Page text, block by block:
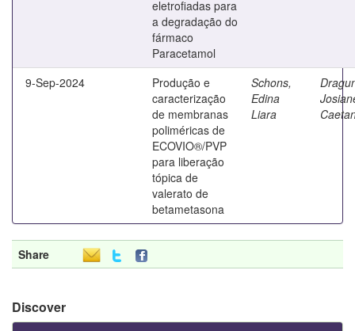
eletrofiadas para
a degradação do
fármaco
Paracetamol
9-Sep-2024
Produção e
caracterização
de membranas
poliméricas de
ECOVIO®/PVP
para liberação
tópica de
valerato de
betametasona
Schons,
Edina
Liara
Share
Discover